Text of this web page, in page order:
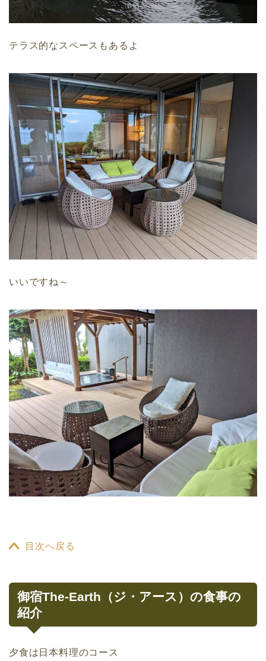
テラス的なスペースもあるよ
いいですね～
目次へ戻る
御宿The-Earth（ジ・アース）の食事の
紹介
夕食は日本料理のコース